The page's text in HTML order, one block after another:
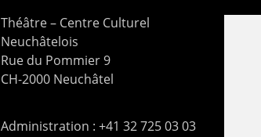
Théâtre – Centre Culturel
Neuchâtelois
Rue du Pommier 9
CH-2000 Neuchâtel
Administration : +41 32 725 03 03